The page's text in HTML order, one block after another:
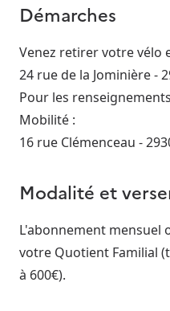
Démarches
Venez retirer votre vélo
24 rue de la Jominière -
Pour les
Mobilité :
16 rue Clémenceau -
Modalité et
L'abonnement mensuel
votre Quotient Familial
à 600€).